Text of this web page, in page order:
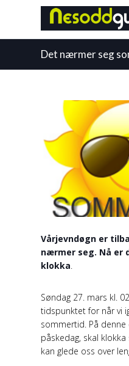
Det nærmer seg
Vårjevndøgn er
nærmer seg. Nå er
klokka
Søndag 27. mars kl.
tidspunktet for når vi
sommertid. På denne
påskedag, skal
kan glede oss over